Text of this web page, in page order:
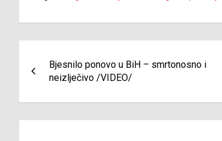
članaka
Bjesnilo ponovo u BiH – smrtonosno i
neizlječivo /VIDEO/